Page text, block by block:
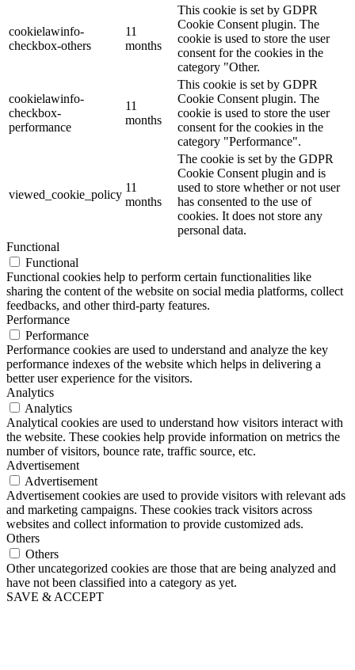
cookielawinfo-
checkbox-others
11
months
This cookie is set by GDPR
Cookie Consent plugin. The
cookie is used to store the user
consent for the cookies in the
category "Other.
cookielawinfo-
checkbox-
performance
11
months
This cookie is set by GDPR
Cookie Consent plugin. The
cookie is used to store the user
consent for the cookies in the
category "Performance".
viewed_cookie_policy
11
months
The cookie is set by the GDPR
Cookie Consent plugin and is
used to store whether or not user
has consented to the use of
cookies. It does not store any
personal data.
Functional
Functional
Functional cookies help to perform certain functionalities like
sharing the content of the website on social media platforms, collect
feedbacks, and other third-party features.
Performance
Performance
Performance cookies are used to understand and analyze the key
performance indexes of the website which helps in delivering a
better user experience for the visitors.
Analytics
Analytics
Analytical cookies are used to understand how visitors interact with
the website. These cookies help provide information on metrics the
number of visitors, bounce rate, traffic source, etc.
Advertisement
Advertisement
Advertisement cookies are used to provide visitors with relevant ads
and marketing campaigns. These cookies track visitors across
websites and collect information to provide customized ads.
Others
Others
Other uncategorized cookies are those that are being analyzed and
have not been classified into a category as yet.
SAVE & ACCEPT